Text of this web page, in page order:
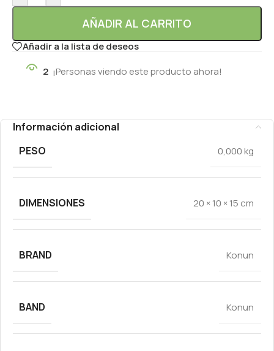
AÑADIR AL CARRITO
Añadir a la lista de deseos
2 ¡Personas viendo este producto ahora!
Información adicional
PESO
0,000 kg
DIMENSIONES 20 × 10 × 15 cm
BRAND Konun
BAND Konun